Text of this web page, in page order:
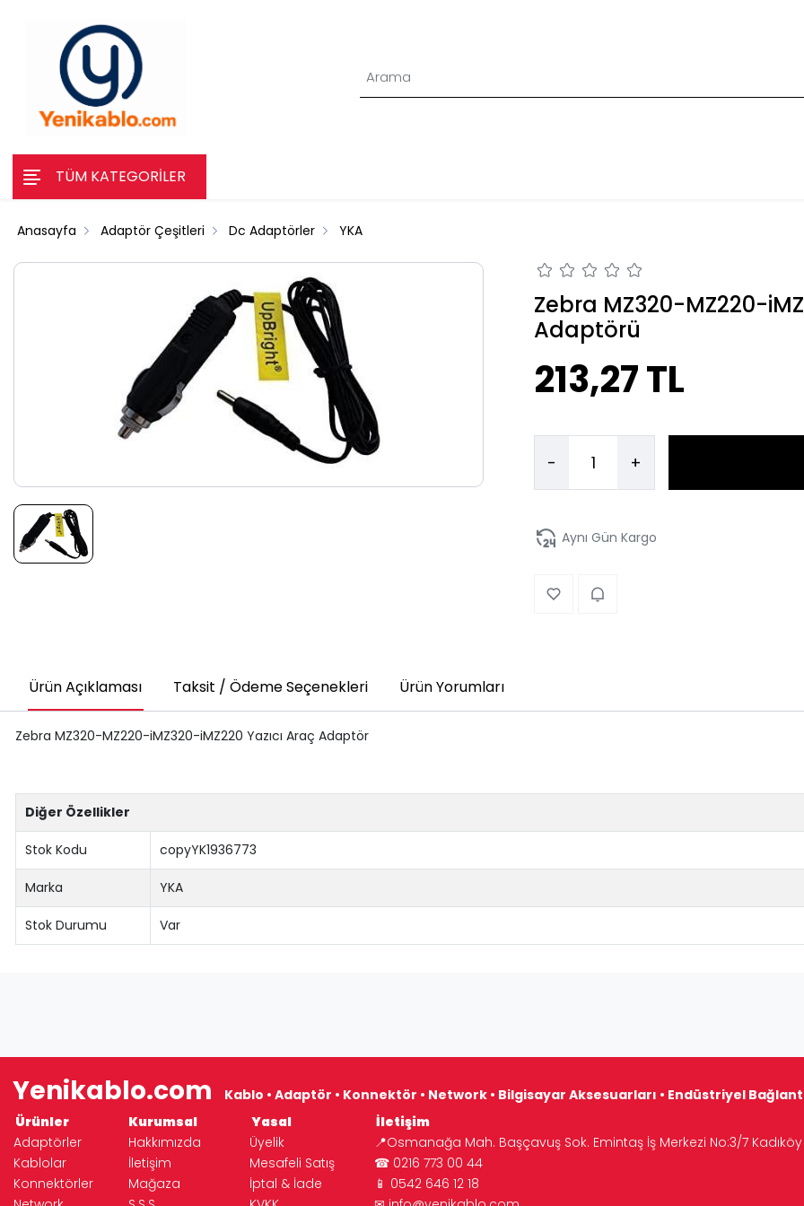
TÜM KATEGORİLER
Anasayfa Adaptör Çeşitleri Dc Adaptörler YKA
Zebra MZ320-MZ220-
Adaptörü
213,27 TL
- +
Aynı Gün Kargo
Ürün Açıklaması Taksit / Ödeme Seçenekleri Ürün Yorumları
Zebra MZ320-MZ220-iMZ320-iMZ220 Yazıcı Araç Adaptör
Diğer Özellikler
Stok Kodu copyYK1936773
Marka YKA
Stok Durumu Var
Yenikablo.com
Kablo • Adaptör • Konnektör • Network • Bilgisayar Aksesuarları • Endüstriyel
Ürünler
Kurumsal Yasal
İletişim
Adaptörler
Hakkımızda Üyelik
📍Osmanağa Mah. Başçavuş Sok. Emintaş İş Merkezi No:3/7
Kablolar
İletişim Mesafeli Satış
☎ 0216 773 00 44
Konnektörler
Mağaza İptal & İade
📱 0542 646 12 18